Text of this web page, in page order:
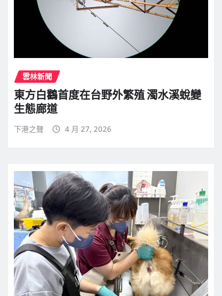
雲林新聞
東方白鸛首度在台野外繁殖 濁水溪蛻變
生態廊道
下港之聲 4 月 27, 2026